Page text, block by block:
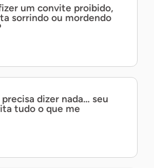
um convite proibido,
sorrindo ou mordendo
dizer nada… seu
tudo o que me